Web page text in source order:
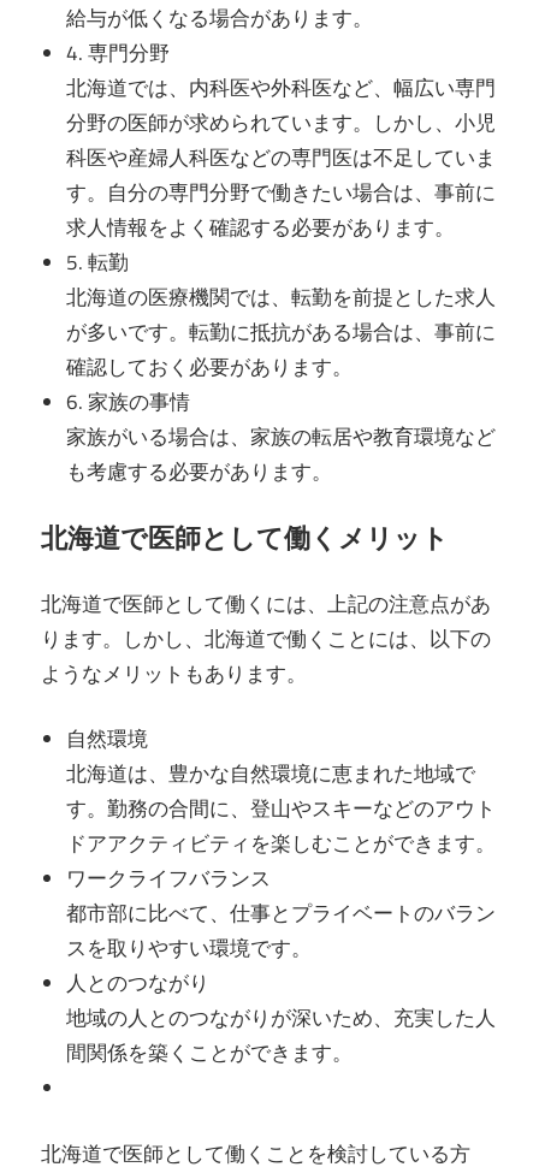
給与が低くなる場合があります。
4. 専門分野
北海道では、内科医や外科医など、幅広い専門
分野の医師が求められています。しかし、小児
科医や産婦人科医などの専門医は不足していま
す。自分の専門分野で働きたい場合は、事前に
求人情報をよく確認する必要があります。
5. 転勤
北海道の医療機関では、転勤を前提とした求人
が多いです。転勤に抵抗がある場合は、事前に
確認しておく必要があります。
6. 家族の事情
家族がいる場合は、家族の転居や教育環境など
も考慮する必要があります。
北海道で医師として働くメリット
北海道で医師として働くには、上記の注意点があ
ります。しかし、北海道で働くことには、以下の
ようなメリットもあります。
自然環境
北海道は、豊かな自然環境に恵まれた地域で
す。勤務の合間に、登山やスキーなどのアウト
ドアアクティビティを楽しむことができます。
ワークライフバランス
都市部に比べて、仕事とプライベートのバラン
スを取りやすい環境です。
人とのつながり
地域の人とのつながりが深いため、充実した人
間関係を築くことができます。
北海道で医師として働くことを検討している方